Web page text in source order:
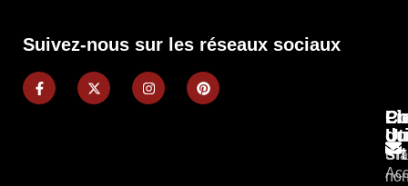
Suivez-nous sur les réseaux sociaux
du